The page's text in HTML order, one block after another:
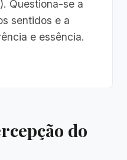
Questiona-se a
sentidos e a
e essência.
do